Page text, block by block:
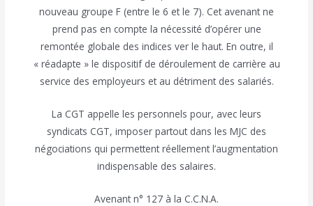
nouveau groupe F (entre le 6 et le 7). Cet avenant ne
prend pas en compte la nécessité d’opérer une
remontée globale des indices ver le haut. En outre, il
« réadapte » le dispositif de déroulement de carrière au
service des employeurs et au détriment des salariés.
La CGT appelle les personnels pour, avec leurs
syndicats CGT, imposer partout dans les MJC des
négociations qui permettent réellement l’augmentation
indispensable des salaires.
Avenant n° 127 à la C.C.N.A.